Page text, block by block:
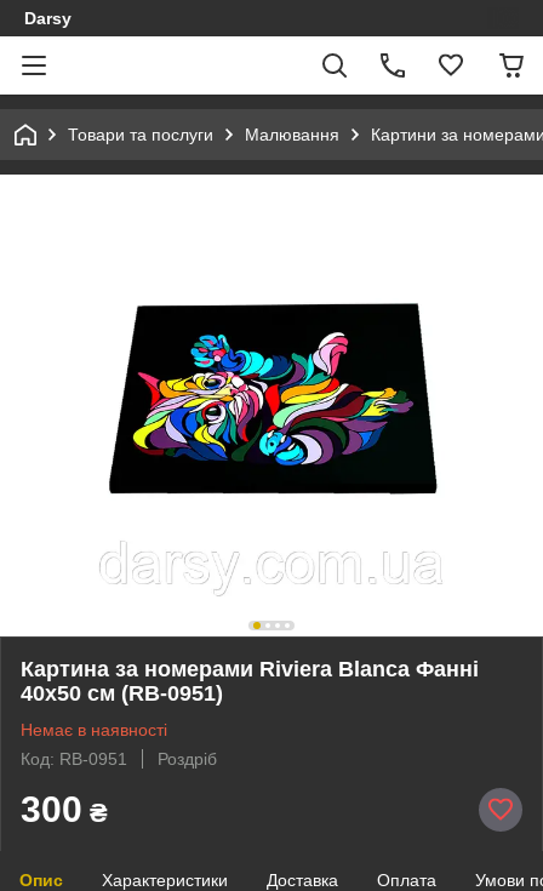
Darsy
Товари та послуги Малювання Картини за
Картина за номерами Riviera Blanca Фанні
40x50 см (RB-0951)
Немає в наявності
Код: RB-0951
Роздріб
300 ₴
Опис Характеристики Доставка Оплата Умови